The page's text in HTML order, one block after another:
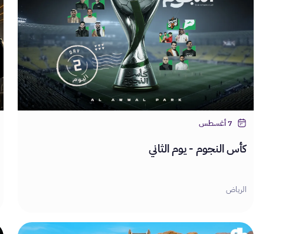
7 أغسطس
كأس النجوم - يوم الثاني
الرياض